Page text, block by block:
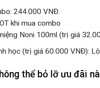
: 244.000 VNĐ.
khi mua combo
Noni 100ml (trị giá
học (trị giá 60.000 VNĐ):
thể bỏ lỡ ưu đãi